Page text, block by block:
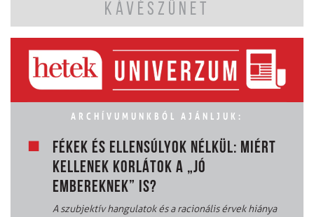
KÁVÉSZÜNET
ARCHÍVUMUNKBÓL AJÁNLJUK:
FÉKEK ÉS ELLENSÚLYOK NÉLKÜL: MIÉRT
KELLENEK KORLÁTOK A „JÓ
EMBEREKNEK” IS?
A szubjektív hangulatok és a racionális érvek hiánya